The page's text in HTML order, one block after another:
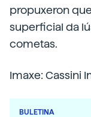
propuxeron
superficial da
cometas.
Imaxe: Cassini
BULETINA